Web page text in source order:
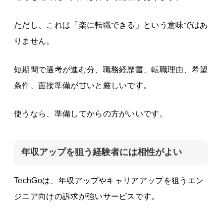
ただし、これは「楽に転職できる」という意味ではあ
りません。
短期間で選考が進む分、職務経歴書、転職理由、希望
条件、面接準備が甘いと厳しいです。
使うなら、準備してからの方がいいです。
年収アップを狙う経験者には相性がよい
TechGoは、年収アップやキャリアアップを狙うエン
ジニア向けの訴求が強いサービスです。